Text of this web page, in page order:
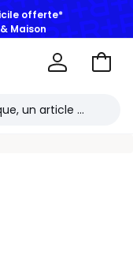
offerte*
Maison
Aller